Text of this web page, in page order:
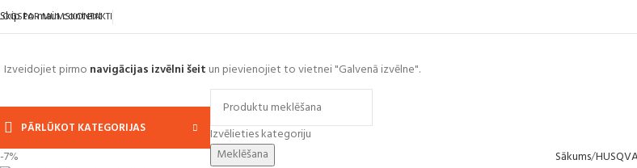
Skip to main content
PAR MUMSKONTAKTI
Izveidojiet pirmo navigācijas izvēlni šeit un pievienojiet to vietnei "Galvenā izvēlne".
PĀRLŪKOT KATEGORIJAS
Izvēlieties kategoriju
Meklēšana
-7%
Sākums